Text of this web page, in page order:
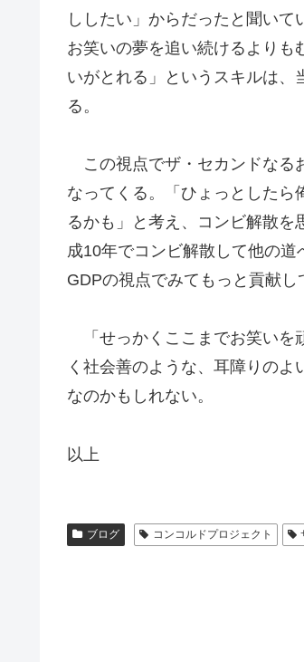
ししたい」からだったと聞い
お笑いの夢を追い続けるよりも
いがとれる」というスキルは、
る。
この視点でザ・セカンドなる
なってくる。「ひょっとしたら
るかも」と考え、コンビ解散
成10年でコンビ解散して他の
GDPの視点でみてもっと貢献し
「せっかくここまでお笑いを
く社会善のような、耳障りの
なのかもしれない。
以上
ブログ コンコルドプロジェクト